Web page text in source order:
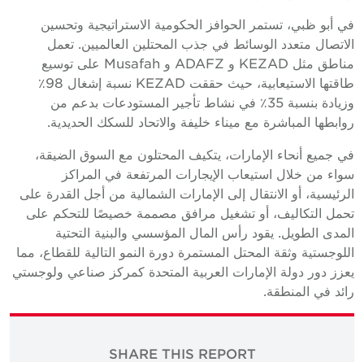
في أبو ظبي، تستمر الحوافز الحكومية الاستراتيجية وتحسين
الاتصال متعدد الوسائط في جذب المحتلين العالميين. تعمل
مناطق مثل KEZAD و ADAFZ و Musafah على توسيع
طاقتها الاستيعابية، حيث حققت KEZAD نسبة إشغال 98٪
وزيادة بنسبة 35٪ في نشاط تأجير المستودعات بدعم من
روابطها المباشرة مع ميناء خليفة والاتحاد للسكك الحديدية.
في جميع أنحاء الإمارات، يتكيف المحتلون مع السوق الضيقة،
سواء من خلال استيعاب الإيجارات المرتفعة في المراكز
الرئيسية، أو الانتقال إلى الإمارات الشمالية من أجل القدرة على
تحمل التكاليف، أو تشغيل مرافق مصممة خصيصًا للتحكم على
المدى الطويل. يقود رأس المال المؤسسي والبنية التحتية
اللوجستية وثقة المحتل المستمرة دورة النمو التالية للقطاع، مما
يعزز دور دولة الإمارات العربية المتحدة كمركز صناعي ولوجستي
رائد في المنطقة.
SHARE THIS REPORT